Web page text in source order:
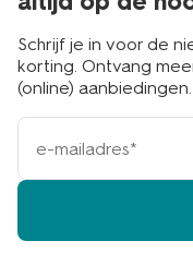
Schrijf je in voor de
korting. Ontvang
(online)
e-
mailadres